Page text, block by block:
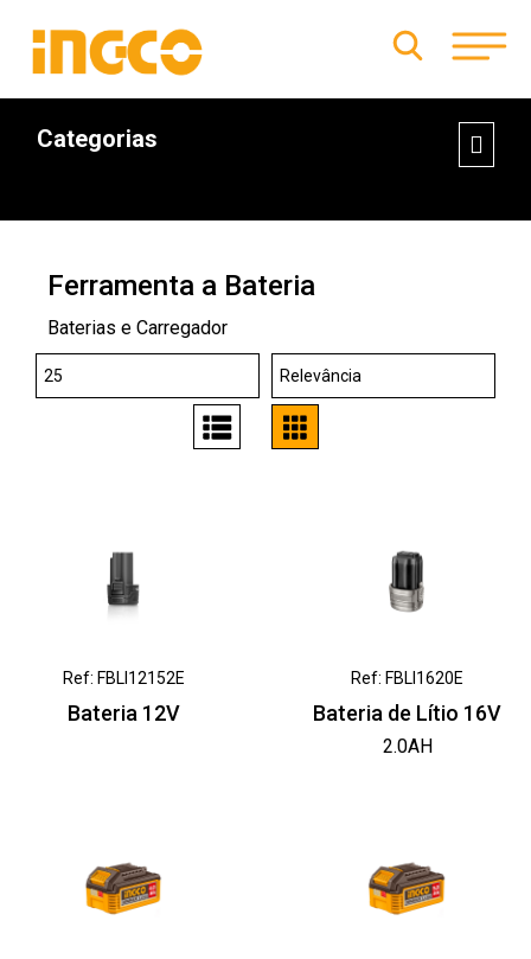
Categorias
Ferramenta a Bateria
Baterias e Carregador
Ref: FBLI12152E
Bateria 12V
Ref: FBLI1620E
Bateria de Lítio 16V
2.0AH